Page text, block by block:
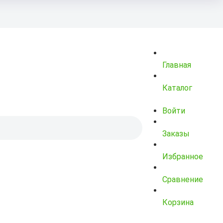
Главная
Каталог
Войти
Заказы
Избранное
Сравнение
Корзина